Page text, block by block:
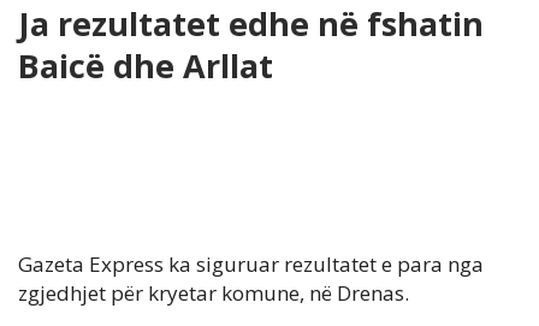
Ja rezultatet edhe në fshatin
Baicë dhe Arllat
Gazeta Express ka siguruar rezultatet e para nga
zgjedhjet për kryetar komune, në Drenas.